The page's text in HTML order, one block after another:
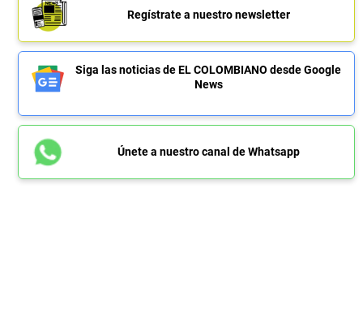
Regístrate a nuestro newsletter
Siga las noticias de EL COLOMBIANO desde Google
News
Únete a nuestro canal de Whatsapp